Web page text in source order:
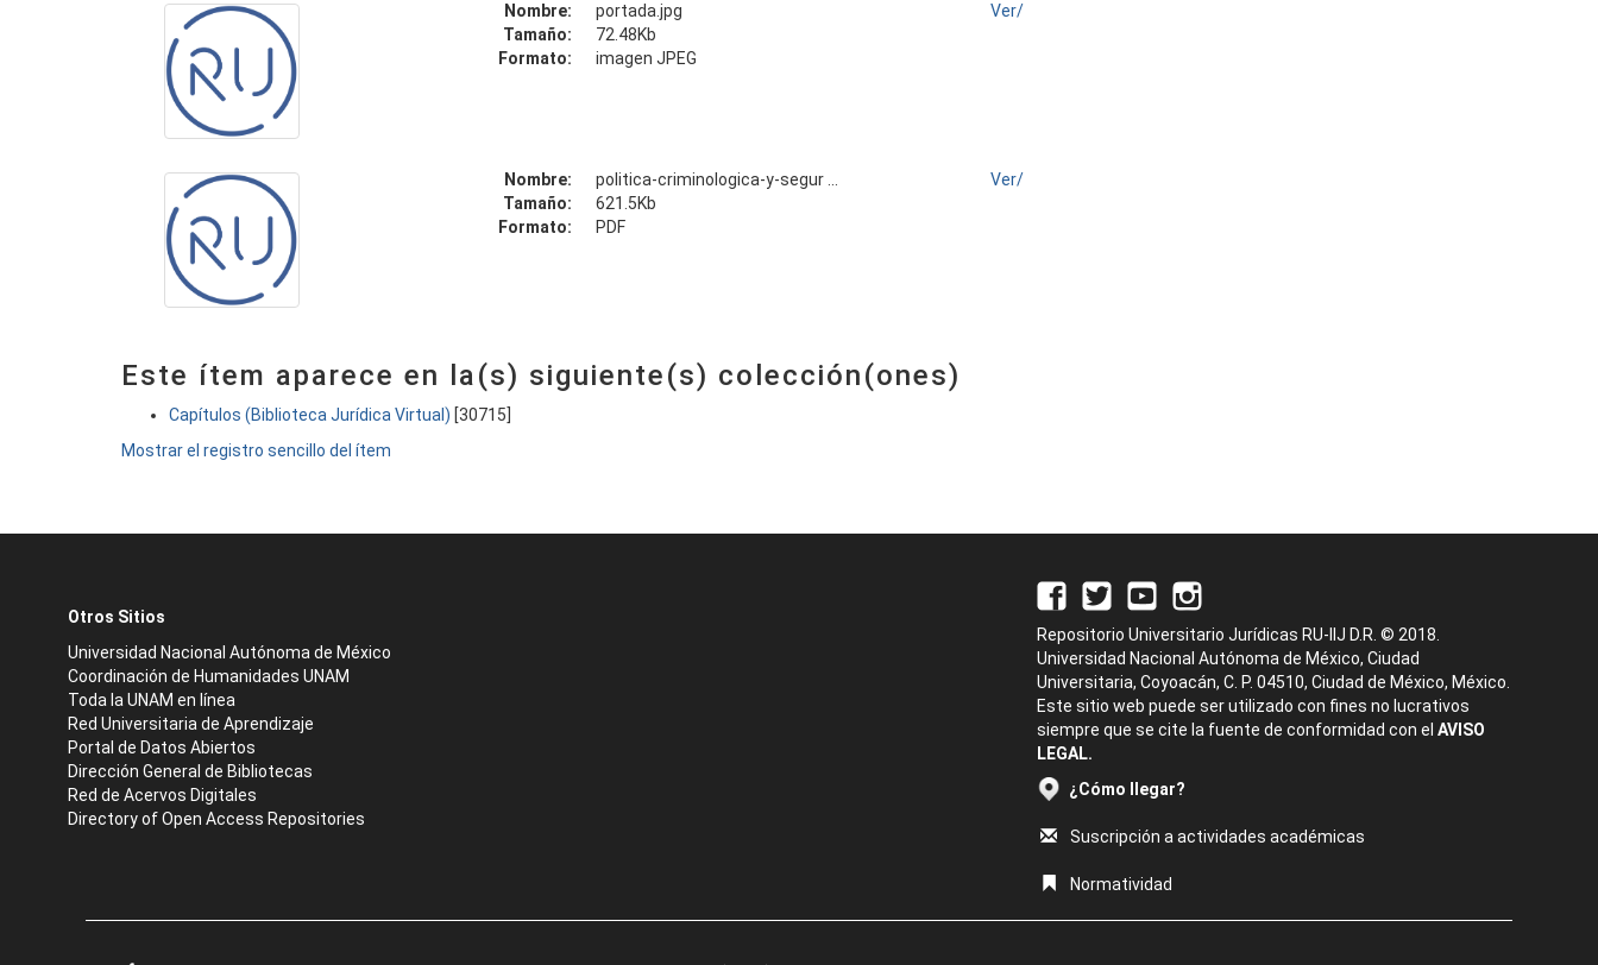
Nombre:
portada.jpg
Tamaño:
72.48Kb
Formato:
imagen JPEG
Ver/
Nombre:
politica-criminologica-y-segur ...
Tamaño:
621.5Kb
Formato:
PDF
Ver/
Este ítem aparece en la(s) siguiente(s) colección(ones)
Capítulos (Biblioteca Jurídica Virtual) [30715]
Mostrar el registro sencillo del ítem
Otros Sitios
Universidad Nacional Autónoma de México
Coordinación de Humanidades UNAM
Toda la UNAM en línea
Red Universitaria de Aprendizaje
Portal de Datos Abiertos
Dirección General de Bibliotecas
Red de Acervos Digitales
Directory of Open Access Repositories
Repositorio Universitario Jurídicas RU-IIJ D.R. © 2018.
Universidad Nacional Autónoma de México, Ciudad
Universitaria, Coyoacán, C. P. 04510, Ciudad de México, México.
Este sitio web puede ser utilizado con fines no lucrativos
siempre que se cite la fuente de conformidad con el AVISO
LEGAL.
¿Cómo llegar?
Suscripción a actividades académicas
Normatividad